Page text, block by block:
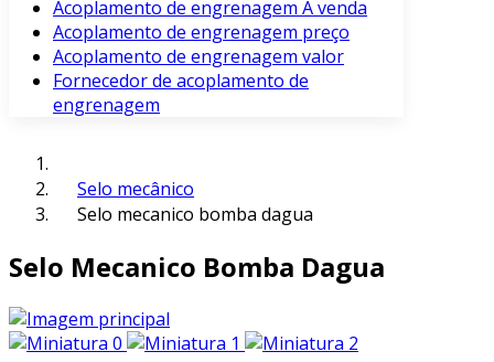
Acoplamento de engrenagem À venda
Acoplamento de engrenagem preço
Acoplamento de engrenagem valor
Fornecedor de acoplamento de
engrenagem
Selo mecânico
Selo mecanico bomba dagua
Selo Mecanico Bomba Dagua